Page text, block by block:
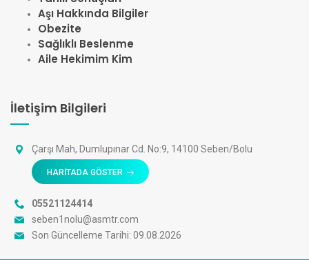
Aşı Hakkında Bilgiler
Obezite
Sağlıklı Beslenme
Aile Hekimim Kim
İletişim Bilgileri
Çarşı Mah, Dumlupınar Cd. No:9, 14100 Seben/Bolu
HARİTADA GÖSTER
05521124414
seben1nolu@asmtr.com
Son Güncelleme Tarihi: 09.08.2026